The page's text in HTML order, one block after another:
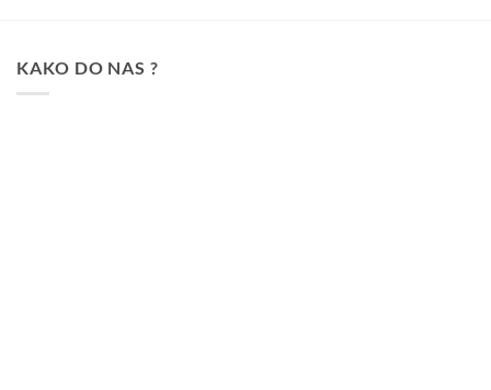
KAKO DO NAS ?